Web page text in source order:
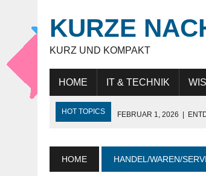
KURZE
KURZ UND KOMPAKT
HOME IT & TECHNIK
HOT TOPICS FEBRUAR 1, 2026 |
JULI 9, 2025 | WARUM DAS LEBEN IN
HOME HANDEL/WAREN/